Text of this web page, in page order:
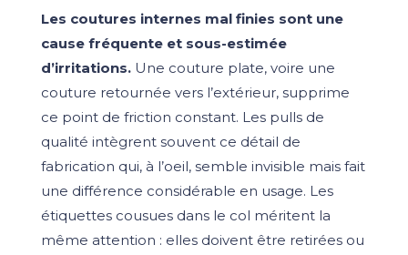
Les coutures internes mal finies sont une
cause fréquente et sous-estimée
d’irritations.Une couture plate, voire une
couture retournée vers l’extérieur, supprime
ce point de friction constant. Les pulls de
qualité intègrent souvent ce détail de
fabrication qui, à l’oeil, semble invisible mais fait
une différence considérable en usage. Les
étiquettes cousues dans le col méritent la
même attention : elles doivent être retirées ou